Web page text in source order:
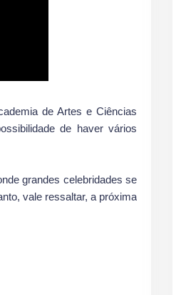
de Artes e Ciências
de haver vários
grandes celebridades se
vale ressaltar, a próxima